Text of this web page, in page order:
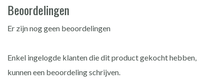
Beoordelingen
Er zijn nog geen beoordelingen
Enkel ingelogde klanten die dit product gekocht hebben,
kunnen een beoordeling schrijven.